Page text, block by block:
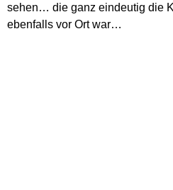
sehen… die ganz eindeutig die
ebenfalls vor Ort war…